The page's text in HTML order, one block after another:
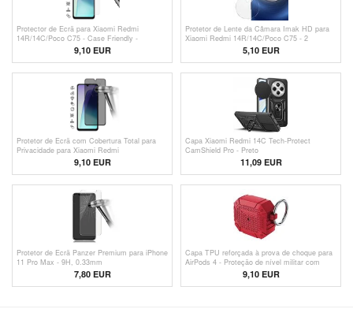
Protector de Ecrã para Xiaomi Redmi
14R/14C/Poco C75 - Case Friendly -
9,10 EUR
Protetor de Lente da Câmara Imak HD para
Xiaomi Redmi 14R/14C/Poco C75 - 2
5,10EUR
Protetor de Ecrã com Cobertura Total para
Privacidade para Xiaomi Redmi
14C/14R/Poco C75 - Borda Preta
9,10 EUR
Capa Xiaomi Redmi 14C Tech-Protect
CamShield Pro - Preto
11,09 EUR
Protetor de Ecrã Panzer Premium para iPhone
11 Pro Max - 9H, 0.33mm
7,80 EUR
Capa TPU reforçada à prova de choque para
AirPods 4 - Proteção de nível militar com
mosquetão - Vermelho9,10 EUR